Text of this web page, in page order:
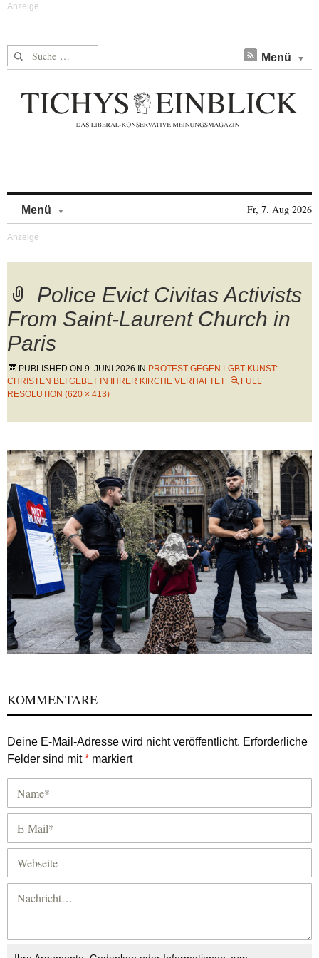
Suche nach: Menü
Menü Fr, 7. Aug 2026
Police Evict Civitas Activists
From Saint-Laurent Church in
Paris
PUBLISHED ON 9. JUNI 2026 IN PROTEST GEGEN LGBT-KUNST:
CHRISTEN BEI GEBET IN IHRER KIRCHE VERHAFTET
FULL
RESOLUTION (620 × 413)
KOMMENTARE
Deine E-Mail-Adresse wird nicht veröffentlicht. Erforderliche
Felder sind mit* markiert